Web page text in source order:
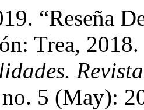
“Reseña
Trea,
5 (May):